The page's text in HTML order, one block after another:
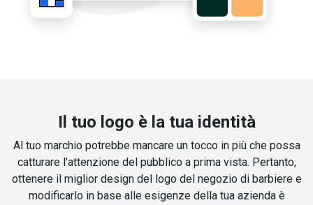
Il tuo logo è la tua identità
Al tuo marchio potrebbe mancare un tocco in più che possa
catturare l'attenzione del pubblico a prima vista. Pertanto,
ottenere il miglior design del logo del negozio di barbiere e
modificarlo in base alle esigenze della tua azienda è